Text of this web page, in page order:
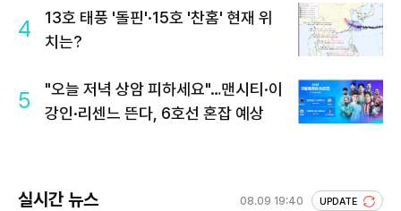
4
13호 태풍 '돌핀'·15호 '찬홈' 현재 위
치는?
5
"오늘 저녁 상암 피하세요"…맨시티·이
강인·리센느 뜬다, 6호선 혼잡 예상
실시간 뉴스 08.09 19:40 UPDATE